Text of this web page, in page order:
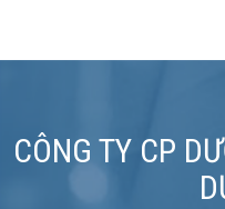
CÔNG TY CP